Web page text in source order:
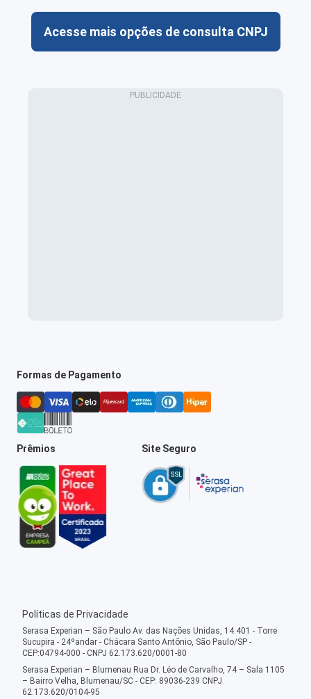
Acesse mais opções de consulta CNPJ
Formas de Pagamento
Prêmios Site Seguro
Políticas de Privacidade
Serasa Experian – São Paulo Av. das Nações Unidas, 14.401 - Torre
Sucupira - 24ºandar - Chácara Santo Antônio, São Paulo/SP -
CEP:04794-000 - CNPJ 62.173.620/0001-80
Serasa Experian – Blumenau Rua Dr. Léo de Carvalho, 74 – Sala 1105
– Bairro Velha, Blumenau/SC - CEP: 89036-239 CNPJ
62.173.620/0104-95